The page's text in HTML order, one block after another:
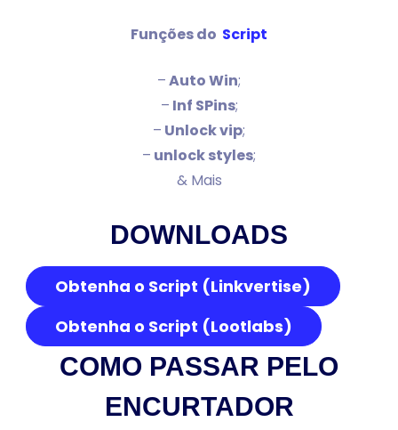
Funções do Script
–Auto Win;
– Inf SPins;
– Unlock vip;
– unlock styles;
& Mais
DOWNLOADS
Obtenha o Script (Linkvertise)
Obtenha o Script (Lootlabs)
COMO PASSAR PELO
ENCURTADOR